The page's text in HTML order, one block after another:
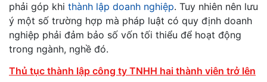
phải góp khi thành lập doanh nghiệp. Tuy nhiên nên lưu
ý một số trường hợp mà pháp luật có quy định doanh
nghiệp phải đảm bảo số vốn tối thiểu để hoạt động
trong ngành, nghề đó.
Thủ tục thành lập công ty TNHH hai thành viên trở lên